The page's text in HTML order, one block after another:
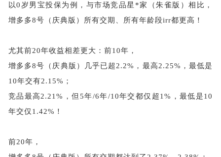
以0岁男宝投保为例，与市场竞品星*家（朱雀版）相比，
增多多8号（庆典版）所有交期、所有年龄段irr都更高！
尤其前20年收益相差更大：前10年，
增多多8号（庆典版）几乎已超2.2%，最高2.25%，最低是
10年交有2.15%；
竞品最高2.21%，但5年/6年/10年交都仅超1%，最低是10
年交仅1.42%！
前20年，